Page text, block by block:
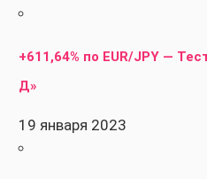
+611,64% по EUR/JPY —
Д»
19 января 2023